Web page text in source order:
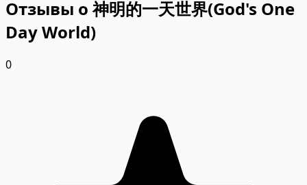
Отзывы о 神明的一天世界(God's One
Day World)
0